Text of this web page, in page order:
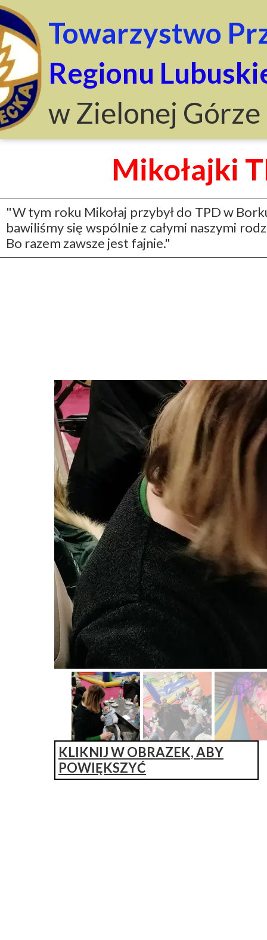
KLIKNIJ W OBRAZEK, ABY
POWIĘKSZYĆ
Towarzystwo
Regionu
w Zielonej Górze
Mikołajki
"W tym roku Mikołaj przybył do TPD w
bawiliśmy się wspólnie z całymi naszymi
Bo razem zawsze jest fajnie."